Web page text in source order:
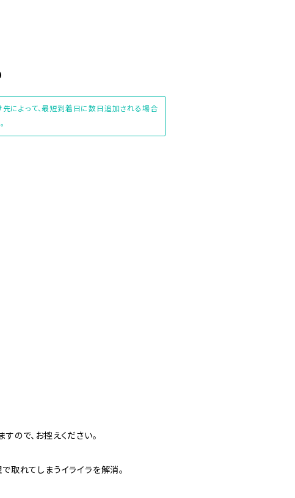
によって、最短到着日に数日追加される場合
ので、お控えください。
取れてしまうイライラを解消。